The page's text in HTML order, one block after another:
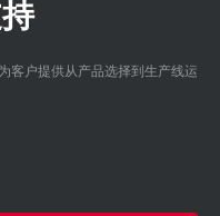
客户提供从产品选择到生产线运